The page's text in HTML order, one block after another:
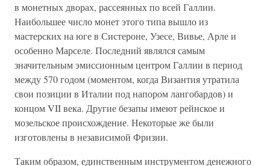
в монетных дворах, рассеянных по всей Галлии.
Наибольшее число монет этого типа вышло из
мастерских на юге в Систероне, Узесе, Вивье, Арле и
особенно Марселе. Последний являлся самым
значительным эмиссионным центром Галлии в период
между 570 годом (моментом, когда Византия утратила
свои позиции в Италии под напором лангобардов) и
концом VII века. Другие безапы имеют рейнское и
мозельское происхождение. Некоторые же были
изготовлены в независимой Фризии.
Таким образом, единственным инструментом денежного